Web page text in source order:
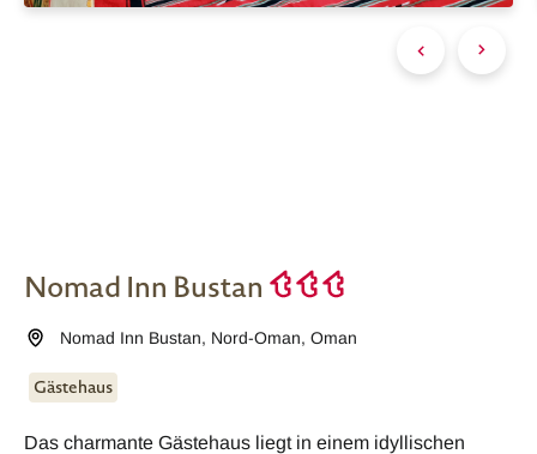
Nomad Inn Bustan
Nomad Inn Bustan, Nord-Oman,Oman
Gästehaus
Das charmante Gästehaus liegt in einem idyllischen